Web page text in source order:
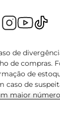
de
de compras.
de
caso de
maior
quantidade